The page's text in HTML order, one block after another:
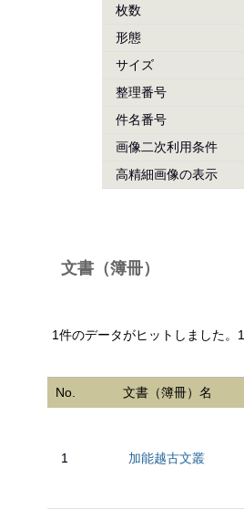
枚数
形態
サイズ
整理番号
件名番号
画像二次利用条件
高精細画像の表示
文書（簿冊）
1件のデータがヒットしました。
No. 文書（簿冊）名
1 加能越古文叢